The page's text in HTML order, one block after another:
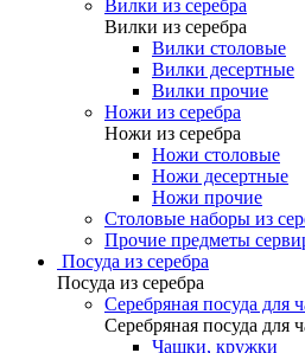
Вилки из серебра
Вилки из серебра
Вилки столовые
Вилки десертные
Вилки прочие
Ножи из серебра
Ножи из серебра
Ножи столовые
Ножи десертные
Ножи прочие
Столовые наборы из
Прочие предметы
Посуда из серебра
Посуда из серебра
Серебряная посуда для
Серебряная посуда для
Чашки, кружки